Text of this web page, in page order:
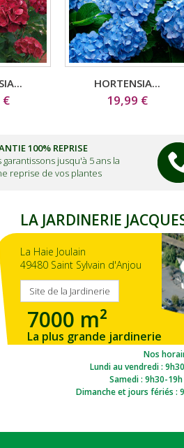
€
HORTENSIA...
19,99 €
100% REPRISE
garantissons jusqu'à 5 ans la
reprise de vos plantes
LA JARDINERIE
La Haie Joulain
49480 Saint Sylvain d'Anjou
Site de la Jardinerie
7000 m²
La plus grande jardinerie
de la région Ouest
Nos
Lundi au vendredi :
Samedi : 9h30-
Dimanche et jours fériés :